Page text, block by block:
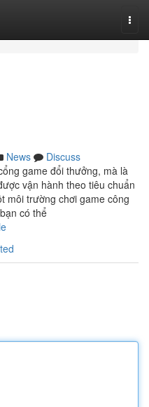
News
Discuss
game đổi thưởng, mà là
vận hành theo tiêu chuẩn
môi trường chơi game công
có thể